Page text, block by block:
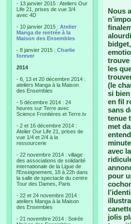
- 13 janvier 2015 : Ateliers Our
Life 21, prises de vue 3/4
avec 4D
- 10 janvier 2015 : Atelier
Manga de rentrée à la
Maison des Ensembles
- 8 janvier 2015 : Charlie
forever
2014
- 6, 13 et 20 décembre 2014 :
ateliers Manga à la Maison
des Ensembles
- 5 décembre 2014 : 24
heures sur Terre avec
Science Frontières et Terre.tv
- 2 et 16 décembre 2014 :
Atelier Our Life 21, prises de
vue 1/4 et 2/4 à la
ressourcerie
- 22 novembre 2014 : village
des associations de solidarité
internationale de la Ligue de
l'Enseignement, 18 à 22h dans
la salle de spectacle du centre
Tour des Dames, Paris
- 22 et 24 novembre 2014 :
ateliers Manga à la Maison
des Ensembles
- 21 novembre 2014 : Soirée
Nous
trouve
les
(le
si bien
en fil
sans
tenue
met
avec
pour
jolis